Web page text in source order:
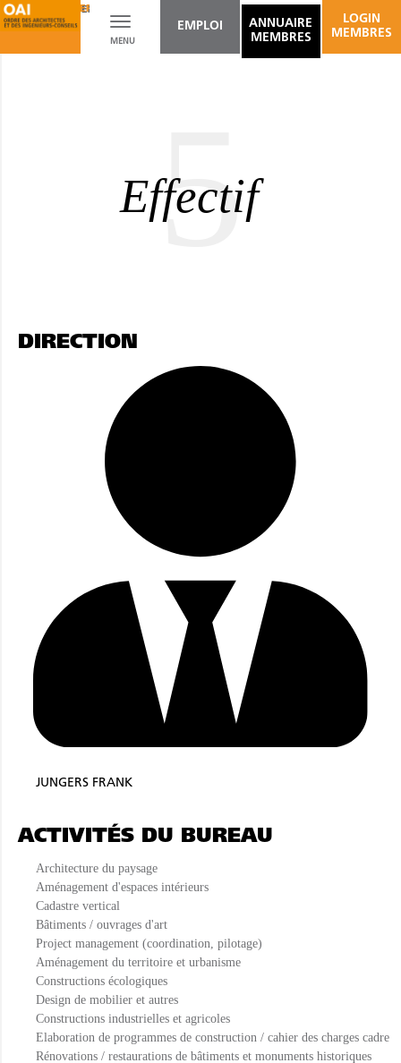
Toggle
navigation
MENU
EMPLOI
ANNUAIRE
MEMBRES
LOGIN
MEMBRES
CADASTRE VERTICAL
5
Effectif
DIRECTION
JUNGERS FRANK
ACTIVITÉS DU BUREAU
Architecture du paysage
Aménagement d'espaces intérieurs
Cadastre vertical
Bâtiments / ouvrages d'art
Project management (coordination, pilotage)
Aménagement du territoire et urbanisme
Constructions écologiques
Design de mobilier et autres
Constructions industrielles et agricoles
Elaboration de programmes de construction / cahier des charges cadre
Rénovations / restaurations de bâtiments et monuments historiques